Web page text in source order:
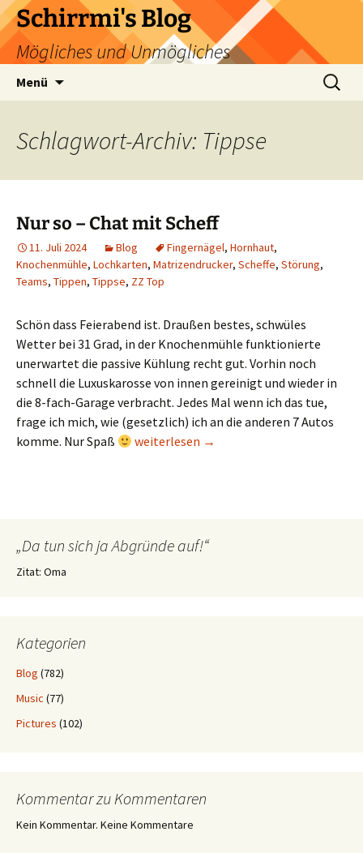
Zum
Inhalt
springen
Schirrmi's Blog
Mögliches und Unmögliches
Menü
Suchen
nach:
Schlagwort-Archiv: Tippse
Nur so – Chat mit Scheff
11. Juli 2024 Blog Fingernägel, Hornhaut,
Knochenmühle, Lochkarten, Matrizendrucker, Scheffe, Störung,
Teams, Tippen, Tippse, ZZ Top
Schön dass Feierabend ist. Draußen bestes, schwüles
Wetter bei 31 Grad, in der Knochenmühle funktionierte
unerwartet die passive Kühlung recht gut. Vorhin noch
schnell die Luxuskarosse von innen gereinigt und wieder in
die 8-fach-Garage verbracht. Jedes Mal wenn ich das tue,
frage ich mich, wie (gesetzlich) ich an die anderen 7 Autos
komme. Nur Spaß
Nur so – Chat mit Scheff
weiterlesen →
„Da tun sich ja Abgründe auf!“
Zitat: Oma
Kategorien
Blog (782)
Music (77)
Pictures (102)
Kommentar zu Kommentaren
Kein Kommentar. Keine Kommentare